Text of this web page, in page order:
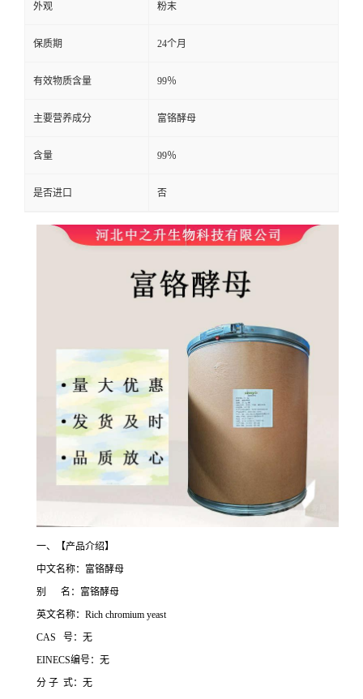
外观 粉末
保质期 24个月
有效物质含量 99％
主要营养成分 富铬酵母
含量 99％
是否进口 否
一、【产品介绍】
中文名称：富铬酵母
别 名：富铬酵母
英文名称：Rich chromium yeast
CAS 号：无
EINECS编号：无
分 子 式：无